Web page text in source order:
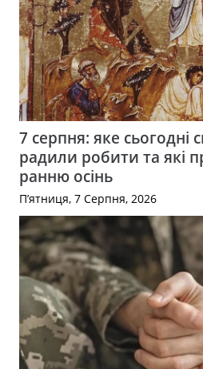
7 серпня: яке сьогодні
радили робити та які
ранню осінь
П’ятниця, 7 Серпня, 2026